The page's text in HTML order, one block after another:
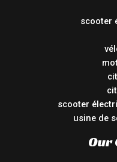
scooter
scooter
usine de
Our